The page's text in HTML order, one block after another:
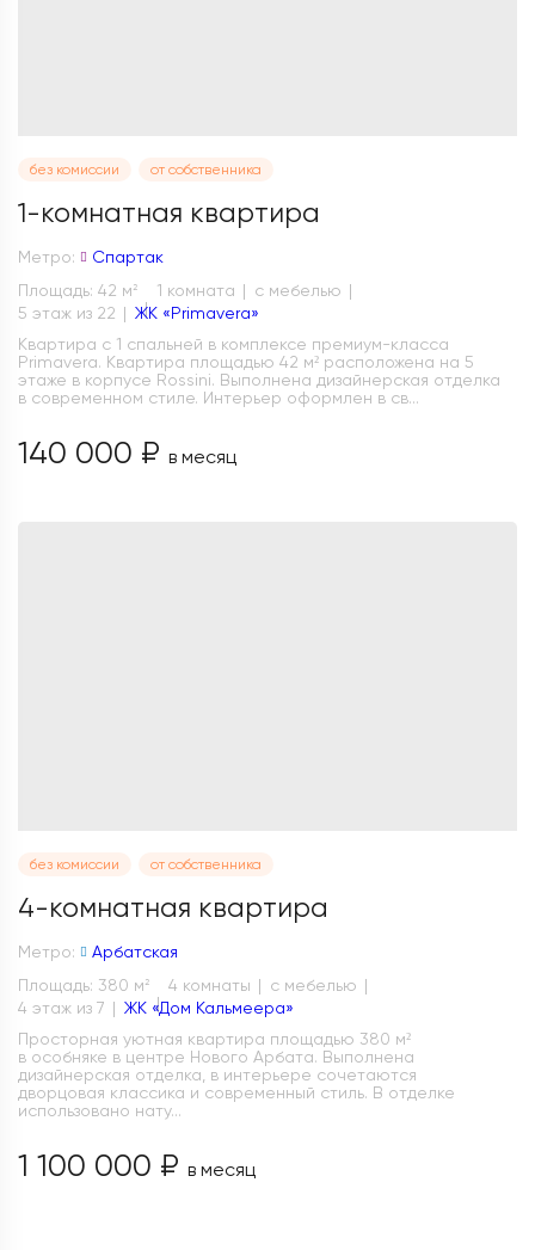
без комиссии от собственника
1-комнатная квартира
Метро:
Спартак
Площадь: 42 м 2 1 комната
с мебелью
5 этаж из 22
ЖК «Primavera»
Квартира с 1 спальней в комплексе премиум-класса
Primavera. Квартира площадью 42 м² расположена на 5
этаже в корпусе Rossini. Выполнена дизайнерская отделка
в современном стиле. Интерьер оформлен в св...
140 000 ₽ в месяц
без комиссии от собственника
4-комнатная квартира
Метро:
Арбатская
Площадь: 380 м 2 4 комнаты
с мебелью
4 этаж из 7
ЖК «Дом Кальмеера»
Просторная уютная квартира площадью 380 м²
в особняке в центре Нового Арбата. Выполнена
дизайнерская отделка, в интерьере сочетаются
дворцовая классика и современный стиль. В отделке
использовано нату...
1 100 000 ₽ в месяц